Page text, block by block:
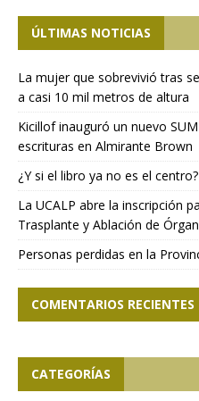
ÚLTIMAS NOTICIAS
La mujer que sobrevivió tras
a casi 10 mil metros de altura
Kicillof inauguró un nuevo
escrituras en Almirante Brown
¿Y si el libro ya no es el centro?
La UCALP abre la inscripción
Trasplante y Ablación de
Personas perdidas en la
COMENTARIOS RECIENTES
CATEGORÍAS